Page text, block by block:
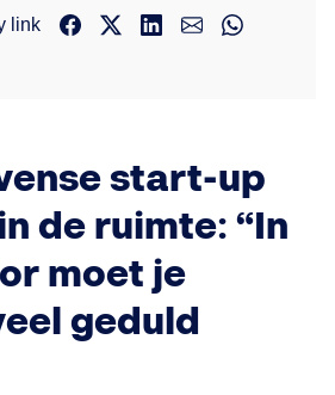
link
start-up
de ruimte: “In
moet je
geduld